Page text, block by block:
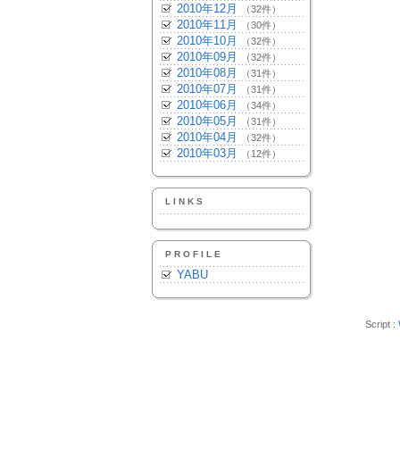
2010年12月 （32件）
2010年11月 （30件）
2010年10月 （32件）
2010年09月 （32件）
2010年08月 （31件）
2010年07月 （31件）
2010年06月 （34件）
2010年05月 （31件）
2010年04月 （32件）
2010年03月 （12件）
LINKS
PROFILE
YABU
Script :